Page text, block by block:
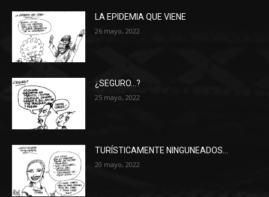
LA EPIDEMIA QUE VIENE
26 mayo, 2022
¿SEGURO…?
25 mayo, 2022
TURÍSTICAMENTE NINGUNEADOS…
20 mayo, 2022